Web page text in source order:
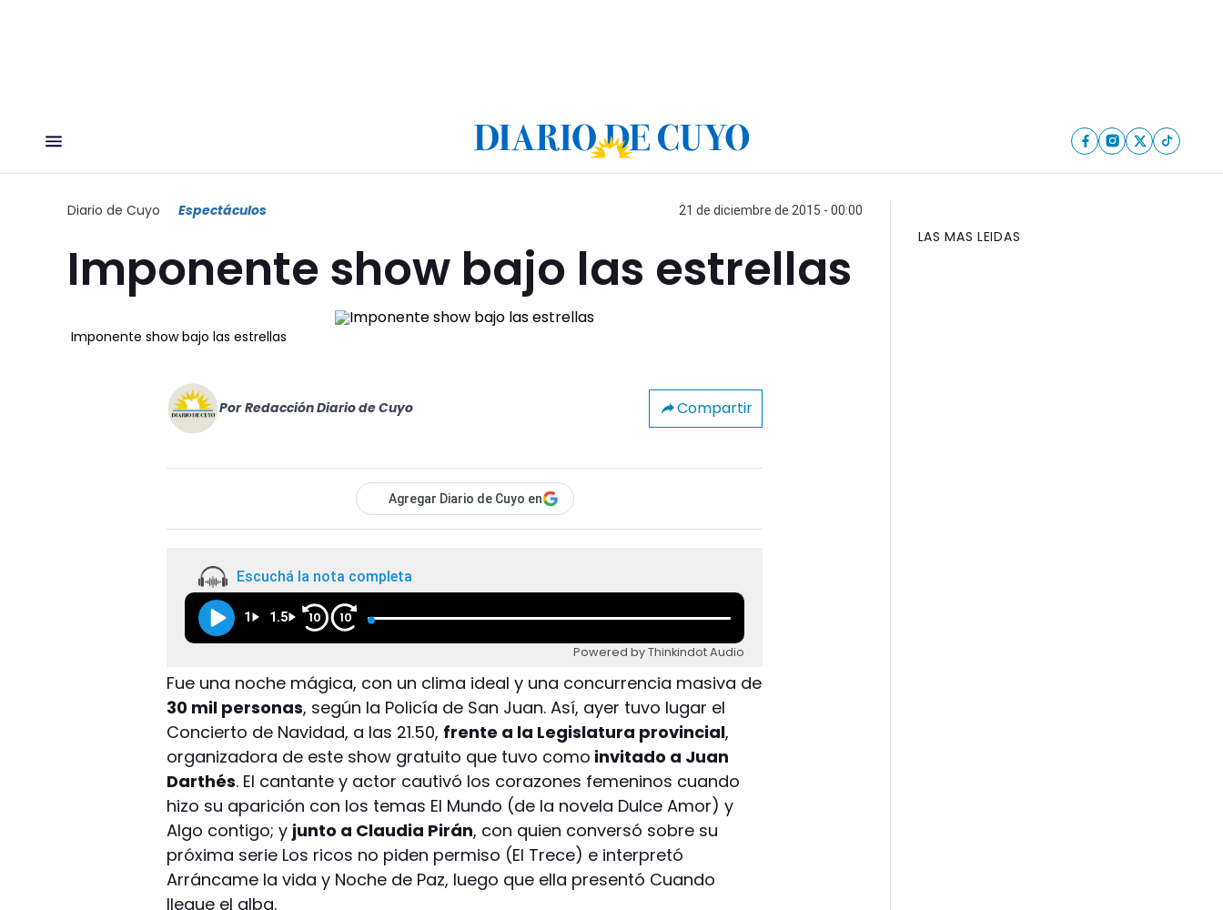
Diario de Cuyo Espectáculos 21 de diciembre de 2015 - 00:00
Imponente show bajo las estrellas
Imponente show bajo las estrellas
Por Redacción Diario de Cuyo Compartir
Agregar Diario de Cuyo en
Escuchá la nota completa
1 1.5 10 10
Powered by Thinkindot Audio
Fue una noche mágica, con un clima ideal y una concurrencia masiva de
30 mil personas, según la Policía de San Juan. Así, ayer tuvo lugar el
Concierto de Navidad, a las 21.50, frente a la Legislatura provincial,
organizadora de este show gratuito que tuvo como invitado a Juan
Darthés. El cantante y actor cautivó los corazones femeninos cuando
hizo su aparición con los temas El Mundo (de la novela Dulce Amor) y
Algo contigo; y junto a Claudia Pirán, con quien conversó sobre su
próxima serie Los ricos no piden permiso (El Trece) e interpretó
Arráncame la vida y Noche de Paz, luego que ella presentó Cuando
llegue el alba.
LAS MAS LEIDAS